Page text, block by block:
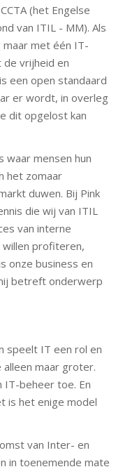
(het Engelse
van ITIL - MM). Als
maar met één IT-
vrijheid en
een open standaard
er wordt, in overleg
dit opgelost kan
waar mensen hun
het zomaar
duwen. Bij Pink
die wij van ITIL
van interne
willen profiteren,
onze business en
betreft onderwerp
speelt IT een rol en
maar groter.
IT-beheer toe. En
is het enige model
van Inter- en
in toenemende mate